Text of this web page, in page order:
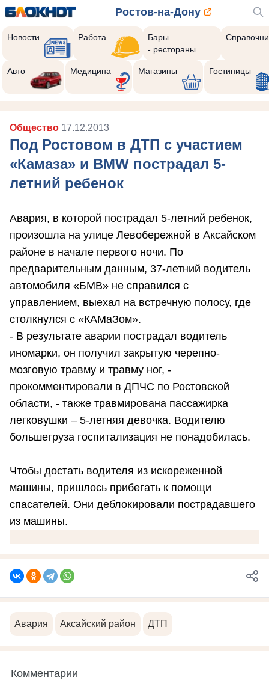
Ростов-на-Дону
Новости Работа
Бары
- рестораны
Авто Медицина Магазины Гостиницы
Общество 17.12.2013
Под Ростовом в ДТП с участием
«Камаза» и BMW пострадал 5-
летний ребенок
Авария, в которой пострадал 5-летний ребенок,
произошла на улице Левобережной в Аксайском
районе в начале первого ночи. По
предварительным данным, 37-летний водитель
автомобиля «БМВ» не справился с
управлением, выехал на встречную полосу, где
столкнулся с «КАМаЗом».
- В результате аварии пострадал водитель
иномарки, он получил закрытую черепно-
мозговую травму и травму ног, -
прокомментировали в ДПЧС по Ростовской
области, - также травмирована пассажирка
легковушки – 5-летняя девочка. Водителю
большегруза госпитализация не понадобилась.
Чтобы достать водителя из искореженной
машины, пришлось прибегать к помощи
спасателей. Они деблокировали пострадавшего
из машины.
Авария Аксайский район ДТП
Комментарии